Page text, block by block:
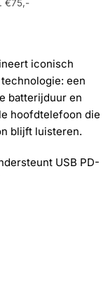
€75,-
iconisch
een
batterijduur en
hoofdtelefoon die
blijft luisteren.
USB PD-